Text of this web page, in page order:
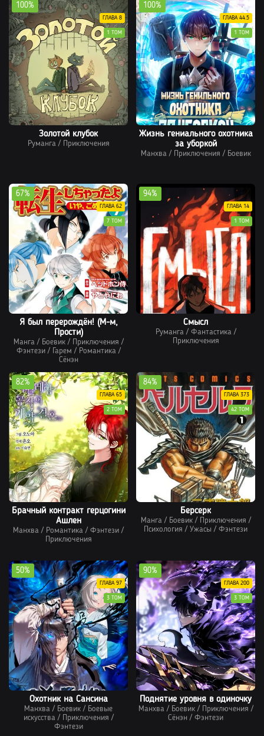
Золотой клубок
Руманга/ Приключения
100%
ГЛАВА 8
1 ТОМ
Жизнь гениального охотника
за уборкой
Манхва/ Приключения / Боевик
100%
ГЛАВА 44.5
1 ТОМ
Я был перерождён! (М-м,
Прости)
Манга/ Боевик/ Приключения /
Фэнтези/ Гарем / Романтика/
Сёнэн
67%
ГЛАВА 62
7 ТОМ
Смысл
Руманга/ Фантастика/
Приключения
94%
ГЛАВА 14
1 ТОМ
Брачный контракт герцогини
Ашлен
Манхва / Романтика / Фэнтези /
Приключения
82%
ГЛАВА 65
2 ТОМ
Берсерк
Манга/ Боевик/ Приключения /
Психология / Ужасы / Фэнтези
84%
ГЛАВА 373
42 ТОМ
Охотник на Сансина
Манхва / Боевик / Боевые
искусства/ Приключения /
Фэнтези
50%
ГЛАВА 97
3 ТОМ
Поднятие уровня в одиночку
Манхва/ Боевик/ Приключения /
Сёнэн / Фэнтези
90%
ГЛАВА 200
3 ТОМ